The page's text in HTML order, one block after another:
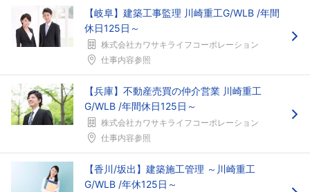
【岐阜】建築工事監理 川崎重工G/WLB /年間
休日125日～
株式会社カワサキライフコーポレーション
仕事内容参照
【兵庫】不動産売買の仲介営業 川崎重工
G/WLB /年間休日125日～
株式会社カワサキライフコーポレーション
仕事内容参照
【香川/坂出】建築施工管理 ～川崎重工
G/WLB /年休125日～